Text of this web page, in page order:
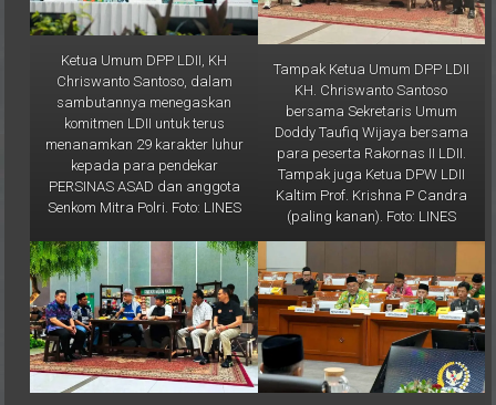
Ketua Umum DPP LDII, KH
Chriswanto Santoso, dalam
sambutannya menegaskan
komitmen LDII untuk terus
menanamkan 29 karakter luhur
kepada para pendekar
PERSINAS ASAD dan anggota
Senkom Mitra Polri. Foto: LINES
Tampak Ketua Umum DPP LDII
KH. Chriswanto Santoso
bersama Sekretaris Umum
Doddy Taufiq Wijaya bersama
para peserta Rakornas II LDII.
Tampak juga Ketua DPW LDII
Kaltim Prof. Krishna P Candra
(paling kanan). Foto: LINES
Tampak juga Wakil Ketua DPW
Imam Bashori perwakilan DPP